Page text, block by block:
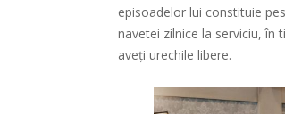
episoadelor lui constituie
navetei zilnice la serviciu, în
aveți urechile libere.